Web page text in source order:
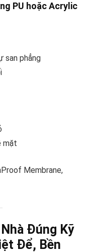
PU hoặc Acrylic
san phẳng
mặt
Membrane,
Đúng Kỹ
Để, Bền